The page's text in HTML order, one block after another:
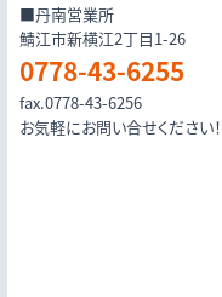
■丹南営業所
鯖江市新横江2丁目1-26
0778-43-6255
fax.0778-43-6256
お気軽にお問い合せください！